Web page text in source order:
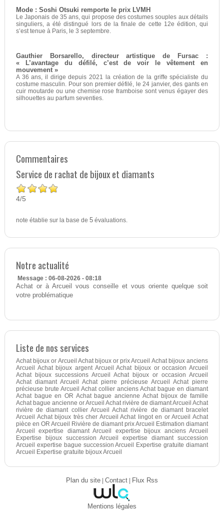
Mode : Soshi Otsuki remporte le prix LVMH
Le Japonais de 35 ans, qui propose des costumes souples aux détails
singuliers, a été distingué lors de la finale de cette 12e édition, qui
s’est tenue à Paris, le 3 septembre.
Gauthier Borsarello, directeur artistique de Fursac :
« L’avantage du défilé, c’est de voir le vêtement en
mouvement »
A 36 ans, il dirige depuis 2021 la création de la griffe spécialiste du
costume masculin. Pour son premier défilé, le 24 janvier, des gants en
cuir moutarde ou une chemise rose framboise sont venus égayer des
silhouettes au parfum seventies.
Commentaires
Service de rachat de bijoux et diamants
4/5
note établie sur la base de 5évaluations.
Notre actualité
Message : 06-08-2026 - 08:18
Achat or à Arcueil vous conseille et vous oriente quelque soit
votre problématique
Liste de nos services
Achat bijoux or Arcueil Achat bijoux or prix Arcueil Achat bijoux anciens
Arcueil Achat bijoux argent Arcueil Achat bijoux or occasion Arcueil
Achat bijoux successions Arcueil Achat bijoux or occasion Arcueil
Achat diamant Arcueil Achat pierre précieuse Arcueil Achat pierre
précieuse brute Arcueil Achat collier anciens Achat bague en diamant
Achat bague en OR Achat bague ancienne Achat bijoux de famille
Achat bague ancienne or Arcueil Achat rivière de diamant Arcueil Achat
rivière de diamant collier Arcueil Achat rivière de diamant bracelet
Arcueil Achat bijoux très cher Arcueil Achat lingot en or Arcueil Achat
pièce en OR Arcueil Rivière de diamant prix Arcueil Estimation diamant
Arcueil expertise diamant Arcueil expertise bijoux anciens Arcueil
Expertise bijoux succession Arcueil expertise diamant succession
Arcueil expertise bague succession Arcueil Expertise gratuite diamant
Arcueil Expertise gratuite bijoux Arcueil
Plan du site| Contact| Flux Rss
Mentions légales